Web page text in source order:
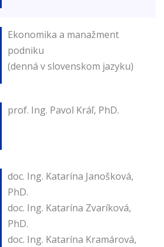
Ekonomika a manažment
podniku
(denná v slovenskom jazyku)
prof. Ing. Pavol Kráľ, PhD.
doc. Ing. Katarína Janošková,
PhD.
doc. Ing. Katarína Zvaríková,
PhD.
doc. Ing. Katarína Kramárová,